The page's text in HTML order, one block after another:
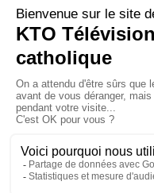
Article
La
XIV
Article
Le